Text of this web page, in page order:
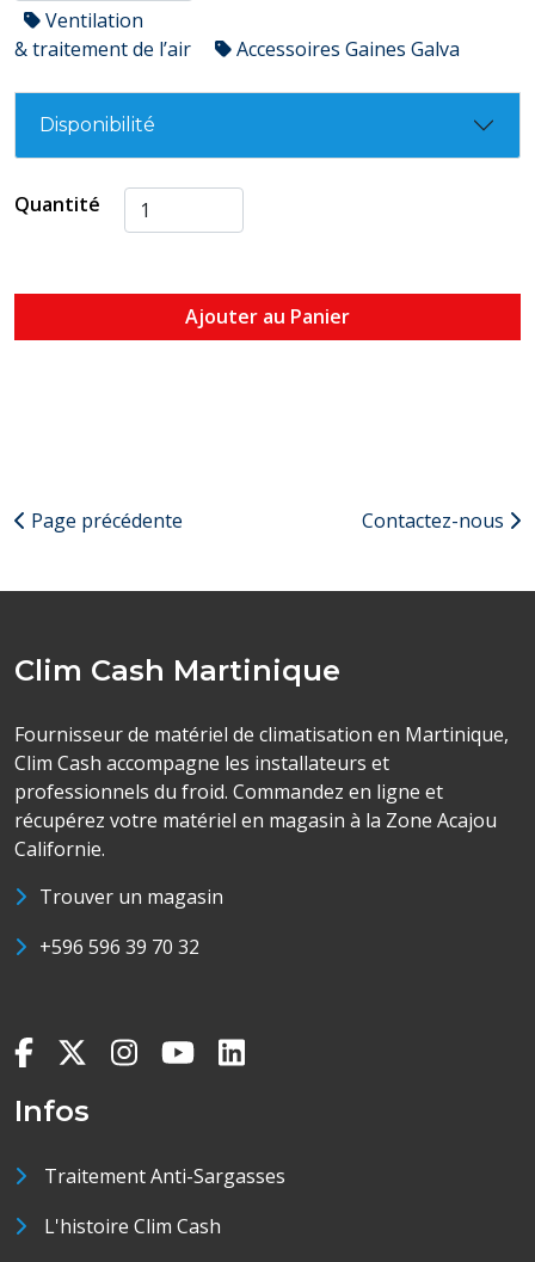
Ventilation
& traitement de l’air
Accessoires Gaines Galva
Disponibilité
Quantité
Ajouter au Panier
Page précédente Contactez-nous
Clim Cash Martinique
Fournisseur de matériel de climatisation en Martinique,
Clim Cash accompagne les installateurs et
professionnels du froid. Commandez en ligne et
récupérez votre matériel en magasin à la Zone Acajou
Californie.
Trouver un magasin
+596 596 39 70 32
Infos
Traitement Anti-Sargasses
L'histoire Clim Cash